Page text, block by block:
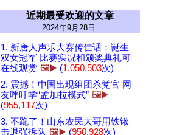
近期最受欢迎的文章
2024年9月28日
1. 新唐人声乐大赛传佳话：诞生
双女冠军 比赛实况和颁奖典礼可
在线观赏 🖼️▶️ (1,050,503次)
2. 震撼！中国出现组团杀党官 网
友呼吁学“孟加拉模式” 🖼️▶️
(955,117次)
3. 不跪了！山东农民大哥用铁锹
击退强拆队 🖼️▶️ (950,928次)